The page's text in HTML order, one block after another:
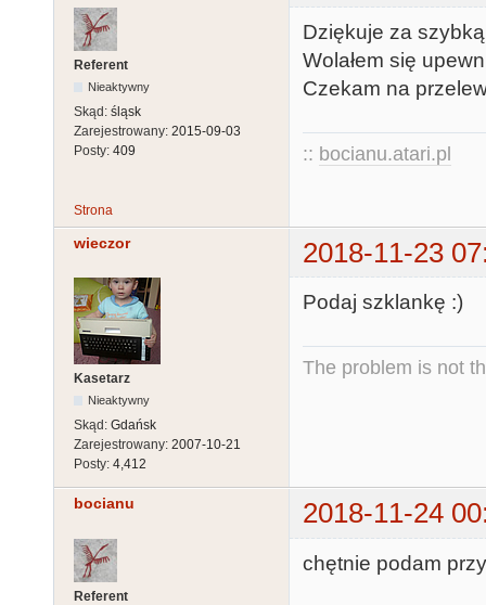
Referent
Nieaktywny
Skąd: śląsk
Zarejestrowany: 2015-09-03
Posty: 409
Dziękuje za
Wolałem się
Czekam na
:: bocianu.atari.pl
Strona
wieczor 2018-11-23
Kasetarz
Nieaktywny
Skąd: Gdańsk
Zarejestrowany: 2007-10-21
Posty: 4,412
Podaj szklankę :)
The problem is not
bocianu 2018-11-24
Referent
chętnie podam